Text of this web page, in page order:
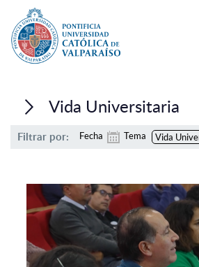
Investigación, Creación e Innovación
PUCV Internacional
Admisión
Pregrado
Vida Universitaria
Filtrar por: Fecha Tema